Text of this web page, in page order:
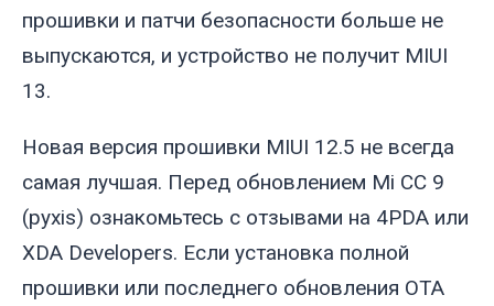
прошивки и патчи безопасности больше не
выпускаются, и устройство не получит MIUI
13.
Новая версия прошивки MIUI 12.5 не всегда
самая лучшая. Перед обновлением Mi CC 9
(pyxis) ознакомьтесь с отзывами на 4PDA или
XDA Developers. Если установка полной
прошивки или последнего обновления OTA